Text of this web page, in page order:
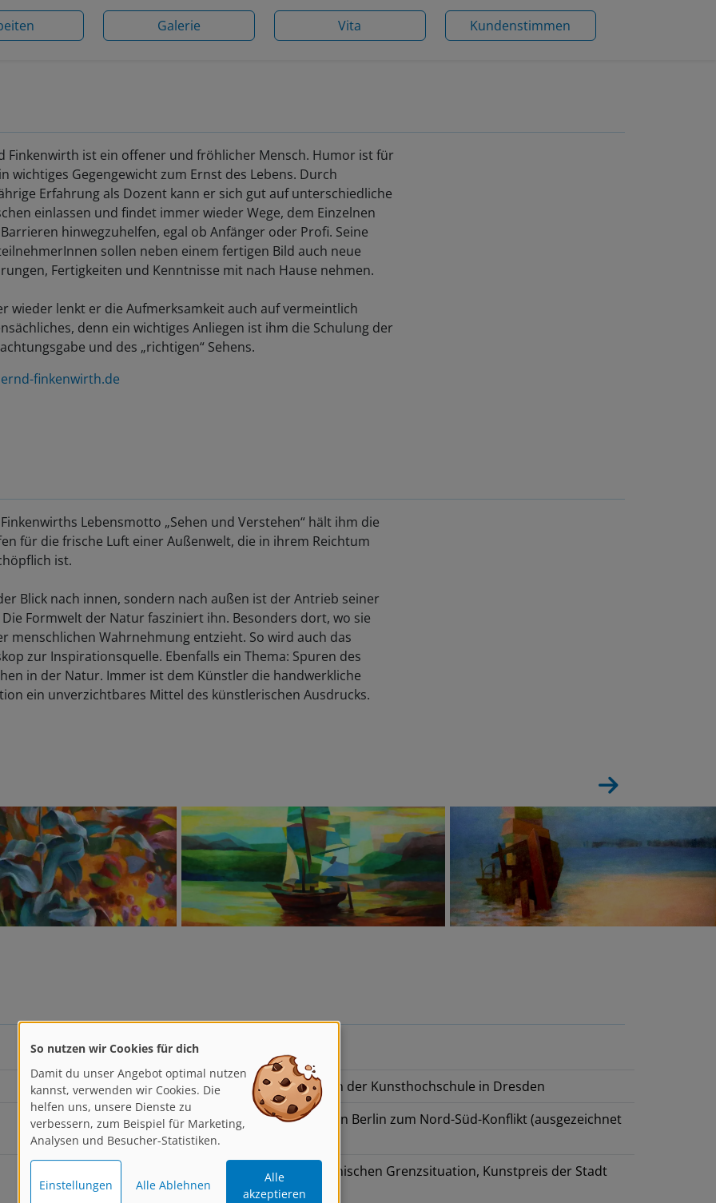
Galerie Vita Kundenstimmen
Finkenwirth ist ein offener und fröhlicher Mensch. Humor ist für
wichtiges Gegengewicht zum Ernst des Lebens. Durch
Erfahrung als Dozent kann er sich gut auf unterschiedliche
einlassen und findet immer wieder Wege, dem Einzelnen
hinwegzuhelfen, egal ob Anfänger oder Profi. Seine
sollen neben einem fertigen Bild auch neue
Fertigkeiten und Kenntnisse mit nach Hause nehmen.
wieder lenkt er die Aufmerksamkeit auch auf vermeintlich
denn ein wichtiges Anliegen ist ihm die Schulung der
und des „richtigen“ Sehens.
finkenwirth.de
Lebensmotto „Sehen und Verstehen“ hält ihm die
für die frische Luft einer Außenwelt, die in ihrem Reichtum
ist.
Blick nach innen, sondern nach außen ist der Antrieb seiner
Formwelt der Natur fasziniert ihn. Besonders dort, wo sie
menschlichen Wahrnehmung entzieht. So wird auch das
zur Inspirationsquelle. Ebenfalls ein Thema: Spuren des
in der Natur. Immer ist dem Künstler die handwerkliche
ein unverzichtbares Mittel des künstlerischen Ausdrucks.
geboren in Berlin
Studium der Malerei und Gemälderestaurierung an der Kunsthochschule in Dresden
"Unterwegs nach Süden" - öffentliche Kunstaktion in Berlin zum Nord-Süd-Konflikt (ausgezeichnet
mit dem Köpenicker Umweltpreis)
"Grenzvermessung" - Kunstaktion zur deutsch-polnischen Grenzsituation, Kunstpreis der Stadt
Kostrzyn (Küstrin)
So nutzen wir Cookies für dich
Damit du unser Angebot optimal nutzen
kannst, verwenden wir Cookies. Die
helfen uns, unsere Dienste zu
verbessern, zum Beispiel für Marketing,
Analysen und Besucher-Statistiken.
Einstellungen Alle Ablehnen
Alle
akzeptieren